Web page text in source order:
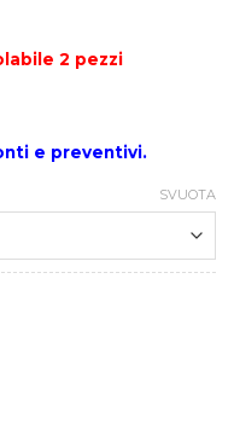
2 pezzi
e preventivi.
SVUOTA